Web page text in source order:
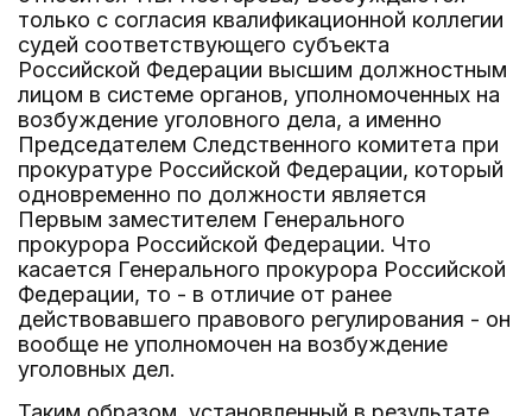
только с согласия квалификационной коллегии
судей соответствующего субъекта
Российской Федерации высшим должностным
лицом в системе органов, уполномоченных на
возбуждение уголовного дела, а именно
Председателем Следственного комитета при
прокуратуре Российской Федерации, который
одновременно по должности является
Первым заместителем Генерального
прокурора Российской Федерации. Что
касается Генерального прокурора Российской
Федерации, то - в отличие от ранее
действовавшего правового регулирования - он
вообще не уполномочен на возбуждение
уголовных дел.